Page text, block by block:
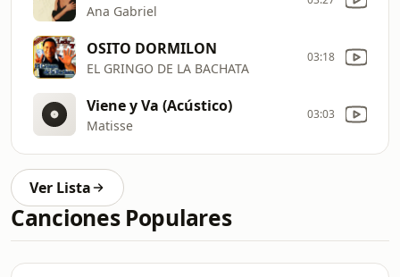
Ana Gabriel
OSITO DORMILON
EL GRINGO DE LA BACHATA
03:18
Viene y Va (Acústico)
Matisse
03:03
Ver Lista
Canciones Populares